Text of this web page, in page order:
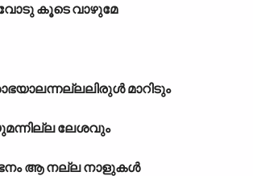
കൂടെ വാഴുമേ
മാറിടും
ലേശവും
ആ നല്ല നാളുകൾ